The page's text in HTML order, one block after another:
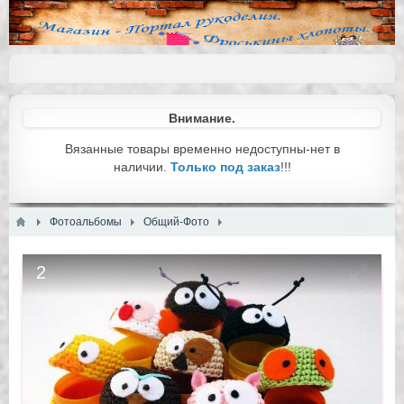
Внимание.
Вязанные товары временно недоступны-нет в
наличии. Только под заказ!!!
Фотоальбомы Общий-Фото
2